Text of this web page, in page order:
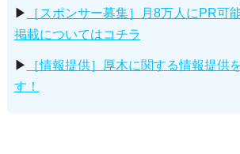
▶
［スポンサー募集］月8万人にPR可
掲載についてはコチラ
▶
［情報提供］厚木に関する情報提供
す！